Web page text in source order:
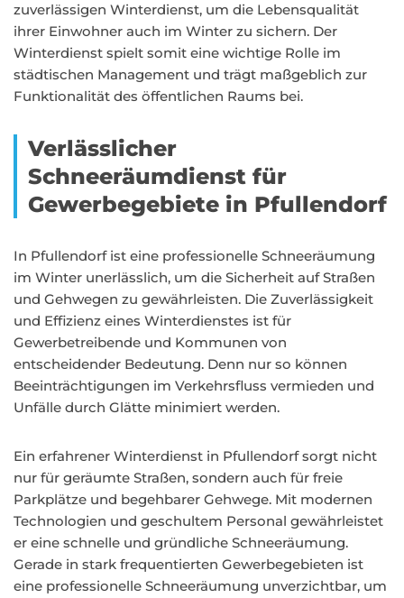
zuverlässigen Winterdienst, um die Lebensqualität
ihrer Einwohner auch im Winter zu sichern. Der
Winterdienst spielt somit eine wichtige Rolle im
städtischen Management und trägt maßgeblich zur
Funktionalität des öffentlichen Raums bei.
Verlässlicher
Schneeräumdienst für
Gewerbegebiete in Pfullendorf
In Pfullendorf ist eine professionelle Schneeräumung
im Winter unerlässlich, um die Sicherheit auf Straßen
und Gehwegen zu gewährleisten. Die Zuverlässigkeit
und Effizienz eines Winterdienstes ist für
Gewerbetreibende und Kommunen von
entscheidender Bedeutung. Denn nur so können
Beeinträchtigungen im Verkehrsfluss vermieden und
Unfälle durch Glätte minimiert werden.
Ein erfahrener Winterdienst in Pfullendorf sorgt nicht
nur für geräumte Straßen, sondern auch für freie
Parkplätze und begehbarer Gehwege. Mit modernen
Technologien und geschultem Personal gewährleistet
er eine schnelle und gründliche Schneeräumung.
Gerade in stark frequentierten Gewerbegebieten ist
eine professionelle Schneeräumung unverzichtbar, um